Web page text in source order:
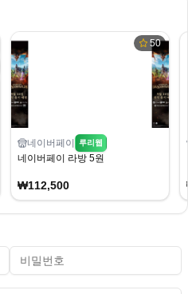
50
네이버페이 루리웹
네이버페이 라방 5원
₩112,500